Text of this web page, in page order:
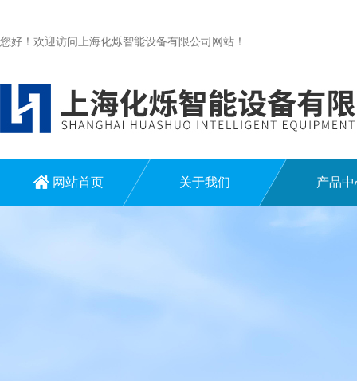
您好！欢迎访问上海化烁智能设备有限公司网站！
网站首页 关于我们 产品中